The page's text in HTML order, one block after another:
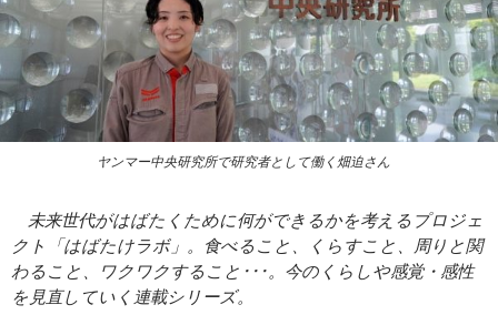
ヤンマー中央研究所で研究者として働く畑迫さん
未来世代がはばたくために何ができるかを考えるプロジェ
クト「はばたけラボ」。食べること、くらすこと、周りと関
わること、ワクワクすること･･･。今のくらしや感覚・感性
を見直していく連載シリーズ。